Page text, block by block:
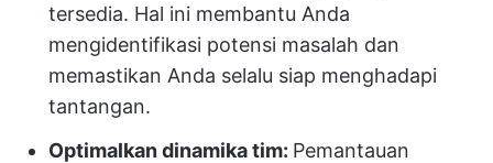
tersedia. Hal ini membantu Anda
mengidentifikasi potensi masalah dan
memastikan Anda selalu siap menghadapi
tantangan.
Optimalkan dinamika tim: Pemantauan